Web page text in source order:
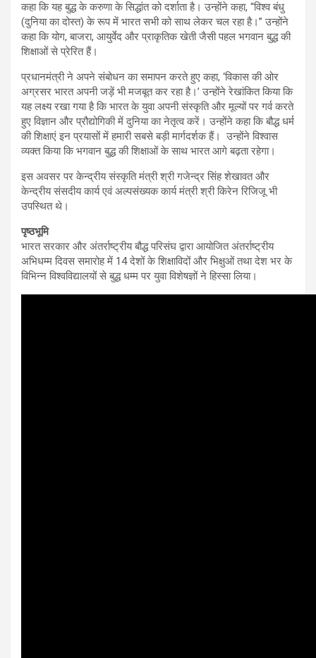
कहा कि यह बुद्ध के करुणा के सिद्धांत को दर्शाता है। उन्होंने कहा, “विश्व बंधु
(दुनिया का दोस्त) के रूप में भारत सभी को साथ लेकर चल रहा है।” उन्होंने
कहा कि योग, बाजरा, आयुर्वेद और प्राकृतिक खेती जैसी पहल भगवान बुद्ध की
शिक्षाओं से प्रेरित हैं।
प्रधानमंत्री ने अपने संबोधन का समापन करते हुए कहा, ‘विकास की ओर
अग्रसर भारत अपनी जड़ें भी मजबूत कर रहा है।’ उन्होंने रेखांकित किया कि
यह लक्ष्य रखा गया है कि भारत के युवा अपनी संस्कृति और मूल्यों पर गर्व करते
हुए विज्ञान और प्रौद्योगिकी में दुनिया का नेतृत्व करें। उन्होंने कहा कि बौद्ध धर्म
की शिक्षाएं इन प्रयासों में हमारी सबसे बड़ी मार्गदर्शक हैं। उन्होंने विश्वास
व्यक्त किया कि भगवान बुद्ध की शिक्षाओं के साथ भारत आगे बढ़ता रहेगा।
इस अवसर पर केन्द्रीय संस्कृति मंत्री श्री गजेन्द्र सिंह शेखावत और
केन्द्रीय संसदीय कार्य एवं अल्पसंख्यक कार्य मंत्री श्री किरेन रिजिजू भी
उपस्थित थे।
पृष्ठभूमि
भारत सरकार और अंतर्राष्ट्रीय बौद्ध परिसंघ द्वारा आयोजित अंतर्राष्ट्रीय
अभिधम्म दिवस समारोह में 14 देशों के शिक्षाविदों और भिक्षुओं तथा देश भर के
विभिन्न विश्वविद्यालयों से बुद्ध धम्म पर युवा विशेषज्ञों ने हिस्सा लिया।